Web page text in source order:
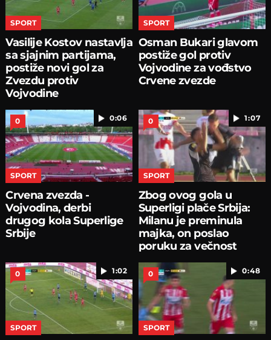
SPORT
Vasilije Kostov nastavlja
sa sjajnim partijama,
postiže novi gol za
Zvezdu protiv
Vojvodine
SPORT
Osman Bukari glavom
postiže gol protiv
Vojvodine za vođstvo
Crvene zvezde
0:06
0
SPORT
Crvena zvezda -
Vojvodina, derbi
drugog kola Superlige
Srbije
1:07
0
SPORT
Zbog ovog gola u
Superligi plače Srbija:
Milanu je preminula
majka, on poslao
poruku za večnost
1:02
0
SPORT
0:48
0
SPORT